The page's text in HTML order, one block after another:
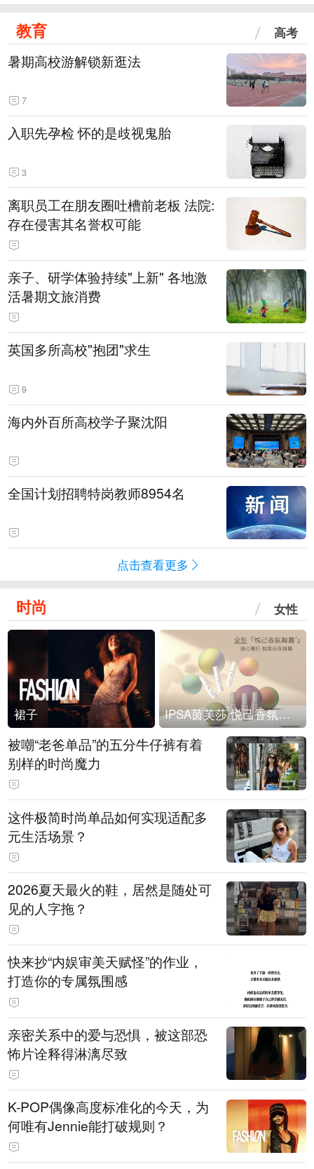
教育 高考
暑期高校游解锁新逛法
7
入职先孕检 怀的是歧视鬼胎
3
离职员工在朋友圈吐槽前老板 法院:
存在侵害其名誉权可能
亲子、研学体验持续"上新" 各地激
活暑期文旅消费
英国多所高校"抱团"求生
9
海内外百所高校学子聚沈阳
全国计划招聘特岗教师8954名
点击查看更多
时尚 女性
裙子 IPSA茵芙莎 悦己香氛凝露上市
被嘲“老爸单品”的五分牛仔裤有着
别样的时尚魔力
这件极简时尚单品如何实现适配多
元生活场景？
2026夏天最火的鞋，居然是随处可
见的人字拖？
快来抄“内娱审美天赋怪”的作业，
打造你的专属氛围感
亲密关系中的爱与恐惧，被这部恐
怖片诠释得淋漓尽致
K-POP偶像高度标准化的今天，为
何唯有Jennie能打破规则？